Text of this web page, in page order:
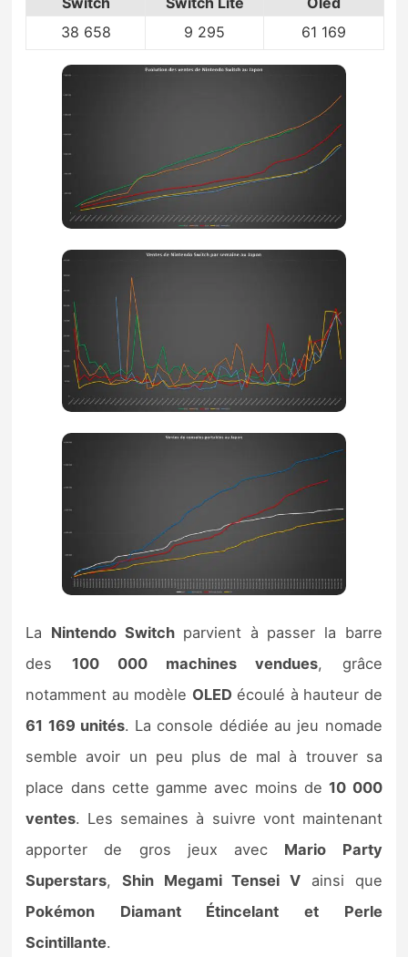
38 658
9 295 61 169
La Nintendo Switchparvient à passer la barre
des 100 000 machines vendues, grâce
notamment au modèle OLED écoulé à hauteur de
61 169 unités. La console dédiée au jeu nomade
semble avoir un peu plus de mal à trouver sa
place dans cette gamme avec moins de10 000
ventes. Les semaines à suivre vont maintenant
apporter de gros jeux avec Mario Party
Superstars, Shin Megami Tensei V ainsi que
Pokémon Diamant Étincelant et Perle
Scintillante.